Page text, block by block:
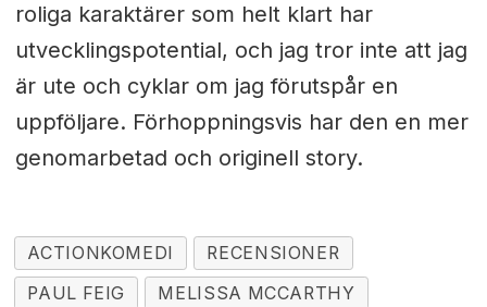
roliga karaktärer som helt klart har
utvecklingspotential, och jag tror inte att jag
är ute och cyklar om jag förutspår en
uppföljare. Förhoppningsvis har den en mer
genomarbetad och originell story.
ACTIONKOMEDI
RECENSIONER
PAUL FEIG
MELISSA MCCARTHY